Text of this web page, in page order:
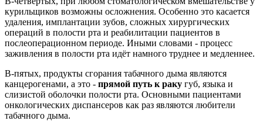
курильщиков возможны осложнения. Особенно это касается
удаления, имплантации зубов, сложных хирургических
операций в полости рта и реабилитации пациентов в
послеоперационном периоде. Иными словами - процесс
заживления в полости рта идёт намного труднее и медленнее.
В-пятых, продукты сгорания табачного дыма являются
канцерогенами, а это - прямой путь к раку губ, языка и
слизистой оболочки полости рта. Основными пациентами
онкологических диспансеров как раз являются любители
табачного дыма.